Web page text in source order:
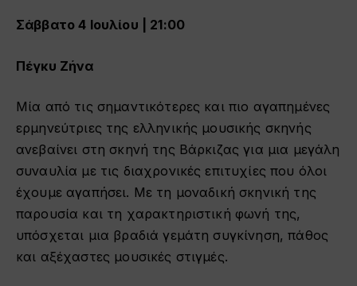
Σάββατο 4 Ιουλίου | 21:00
Πέγκυ Ζήνα
Μία από τις σημαντικότερες και πιο αγαπημένες
ερμηνεύτριες της ελληνικής μουσικής σκηνής
ανεβαίνει στη σκηνή της Βάρκιζας για μια μεγάλη
συναυλία με τις διαχρονικές επιτυχίες που όλοι
έχουμε αγαπήσει. Με τη μοναδική σκηνική της
παρουσία και τη χαρακτηριστική φωνή της,
υπόσχεται μια βραδιά γεμάτη συγκίνηση, πάθος
και αξέχαστες μουσικές στιγμές.